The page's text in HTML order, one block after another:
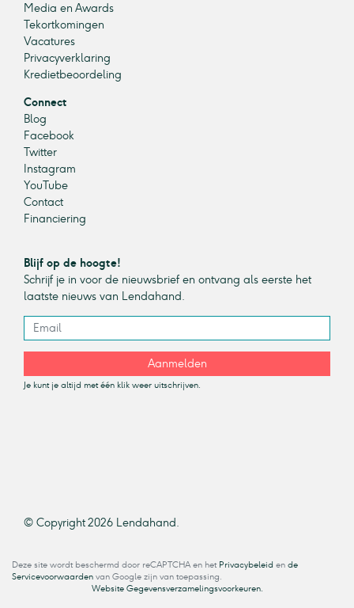
Media en Awards
Tekortkomingen
Vacatures
Privacyverklaring
Kredietbeoordeling
Connect
Blog
Facebook
Twitter
Instagram
YouTube
Contact
Financiering
Blijf op de hoogte!
Schrijf je in voor de nieuwsbrief en ontvang als eerste het
laatste nieuws van Lendahand.
Aanmelden
Je kunt je altijd met één klik weer uitschrijven.
© Copyright 2026 Lendahand.
Deze site wordt beschermd door reCAPTCHA en het Privacybeleid en de
Servicevoorwaarden van Google zijn van toepassing.
Website Gegevensverzamelingsvoorkeuren.